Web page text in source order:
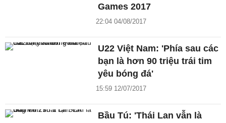
Games 2017
22:04 04/08/2017
U22 Việt Nam: 'Phía sau các
bạn là hơn 90 triệu trái tim
yêu bóng đá'
15:59 12/07/2017
Bầu Tú: 'Thái Lan vẫn là